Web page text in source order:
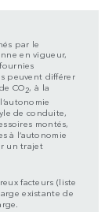
par le
en vigueur,
peuvent différer
CO2, à la
de conduite,
montés,
à l’autonomie
un trajet
facteurs (liste
existante de